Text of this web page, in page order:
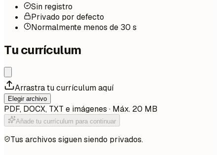
Sin registro
Privado por defecto
Normalmente menos de 30 s
Tu currículum
Arrastra tu currículum aquí
Elegir archivo
PDF, DOCX, TXT e imágenes · Máx. 20 MB
Añade tu currículum para continuar
Tus archivos siguen siendo privados.